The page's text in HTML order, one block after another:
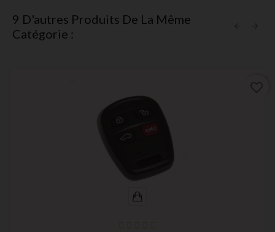
9 D'autres Produits De La Même
Catégorie :